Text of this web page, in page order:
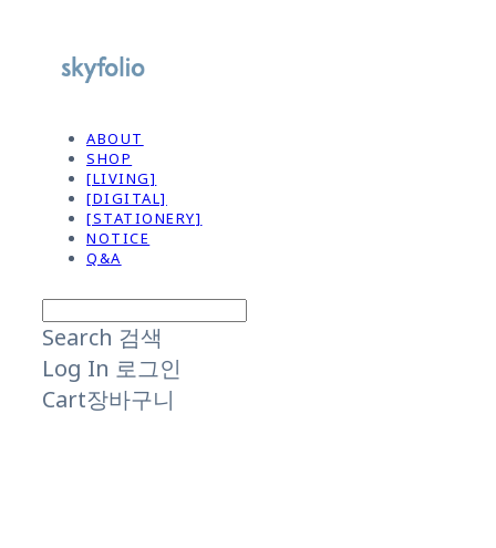
ABOUT
SHOP
[LIVING]
[DIGITAL]
[STATIONERY]
NOTICE
Q&A
Search 검색
Log In 로그인
Cart장바구니